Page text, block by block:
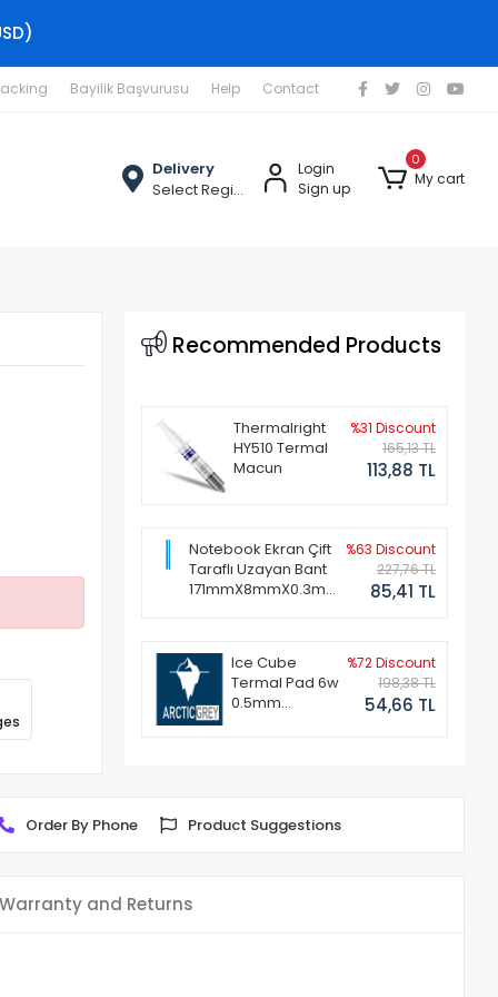
Bayilik Başvurusu Help Contact
Delivery
Select Region
Login
Sign up
0
My cart
Recommended Products
Thermalright
HY510 Termal
Macun
%31 Discount
165,13 TL
113,88 TL
Notebook Ekran Çift
Taraflı Uzayan Bant
171mmX8mmX0.3mm
%63 Discount
227,76 TL
85,41 TL
Ice Cube
Termal Pad 6w
0.5mm
%72 Discount
198,38 TL
54,66 TL
Order By Phone Product Suggestions
Warranty and Returns